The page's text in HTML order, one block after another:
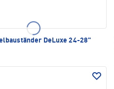
DeLuxe 24-28"